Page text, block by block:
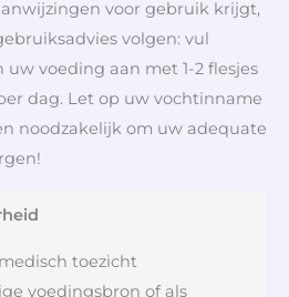
voor gebruik krijgt,
volgen: vul
voeding aan met 1-2 flesjes
dag. Let op uw vochtinname
noodzakelijk om uw adequate
toezicht
voedingsbron of als